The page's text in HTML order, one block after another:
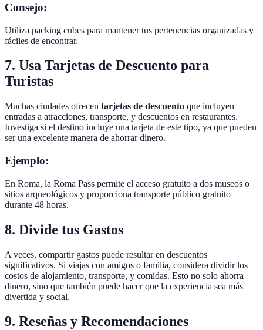
Consejo:
Utiliza packing cubes para mantener tus pertenencias organizadas y
fáciles de encontrar.
7. Usa Tarjetas de Descuento para
Turistas
Muchas ciudades ofrecen tarjetas de descuento que incluyen
entradas a atracciones, transporte, y descuentos en restaurantes.
Investiga si el destino incluye una tarjeta de este tipo, ya que pueden
ser una excelente manera de ahorrar dinero.
Ejemplo:
En Roma, la Roma Pass permite el acceso gratuito a dos museos o
sitios arqueológicos y proporciona transporte público gratuito
durante 48 horas.
8. Divide tus Gastos
A veces, compartir gastos puede resultar en descuentos
significativos. Si viajas con amigos o familia, considera dividir los
costos de alojamiento, transporte, y comidas. Esto no solo ahorra
dinero, sino que también puede hacer que la experiencia sea más
divertida y social.
9. Reseñas y Recomendaciones